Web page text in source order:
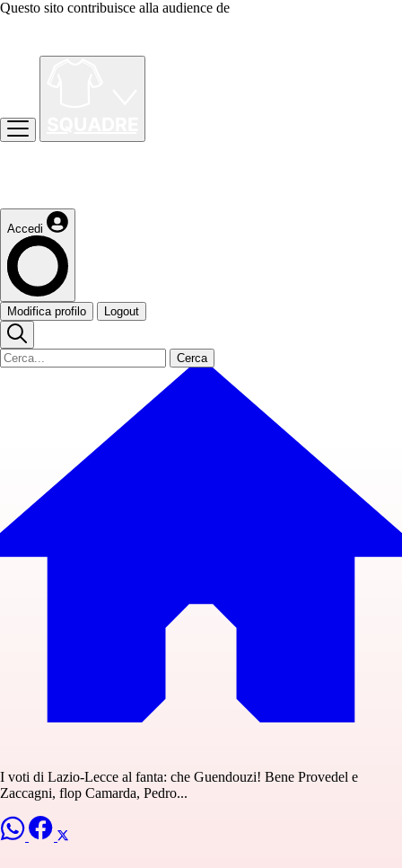
Questo sito contribuisce alla audience de
Accedi
Modifica profilo Logout
Cerca
I voti di Lazio-Lecce al fanta: che Guendouzi! Bene Provedel e
Zaccagni, flop Camarda, Pedro...